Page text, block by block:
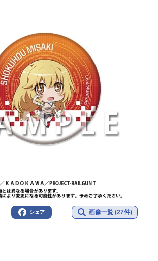
シェア 画像一覧 (27件)